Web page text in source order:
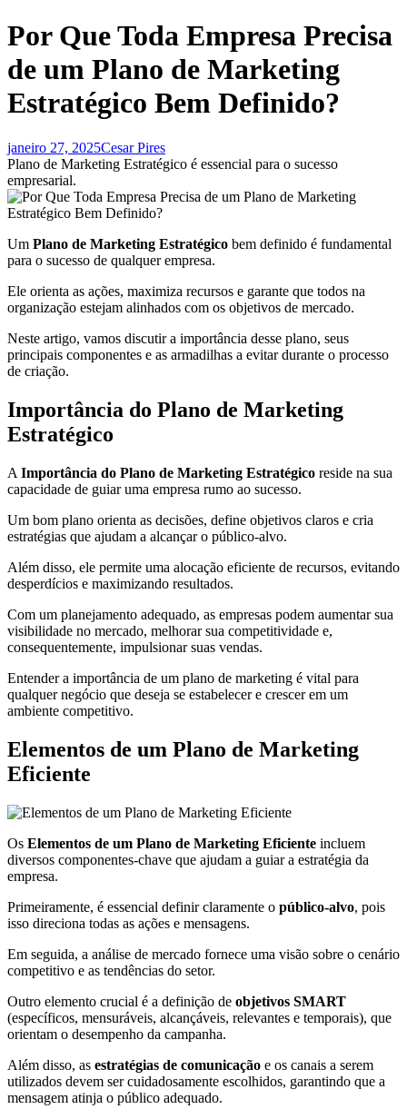
Por Que Toda Empresa Precisa
de um Plano de Marketing
Estratégico Bem Definido?
janeiro 27, 2025Cesar Pires
Plano de Marketing Estratégico é essencial para o sucesso
empresarial.
Um Plano de Marketing Estratégico bem definido é fundamental
para o sucesso de qualquer empresa.
Ele orienta as ações, maximiza recursos e garante que todos na
organização estejam alinhados com os objetivos de mercado.
Neste artigo, vamos discutir a importância desse plano, seus
principais componentes e as armadilhas a evitar durante o processo
de criação.
Importância do Plano de Marketing
Estratégico
A Importância do Plano de Marketing Estratégico reside na sua
capacidade de guiar uma empresa rumo ao sucesso.
Um bom plano orienta as decisões, define objetivos claros e cria
estratégias que ajudam a alcançar o público-alvo.
Além disso, ele permite uma alocação eficiente de recursos, evitando
desperdícios e maximizando resultados.
Com um planejamento adequado, as empresas podem aumentar sua
visibilidade no mercado, melhorar sua competitividade e,
consequentemente, impulsionar suas vendas.
Entender a importância de um plano de marketing é vital para
qualquer negócio que deseja se estabelecer e crescer em um
ambiente competitivo.
Elementos de um Plano de Marketing
Eficiente
Os Elementos de um Plano de Marketing Eficiente incluem
diversos componentes-chave que ajudam a guiar a estratégia da
empresa.
Primeiramente, é essencial definir claramente o público-alvo, pois
isso direciona todas as ações e mensagens.
Em seguida, a análise de mercado fornece uma visão sobre o cenário
competitivo e as tendências do setor.
Outro elemento crucial é a definição de objetivos SMART
(específicos, mensuráveis, alcançáveis, relevantes e temporais), que
orientam o desempenho da campanha.
Além disso, as estratégias de comunicação e os canais a serem
utilizados devem ser cuidadosamente escolhidos, garantindo que a
mensagem atinja o público adequado.